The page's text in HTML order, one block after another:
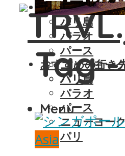
おすすめの行き
バリ島
パラオ
パース
ニューヨー
パリ
Menu
おすすめの行き
バリ島
パラオ
パース
ニューヨー
パリ
Tag
Asia